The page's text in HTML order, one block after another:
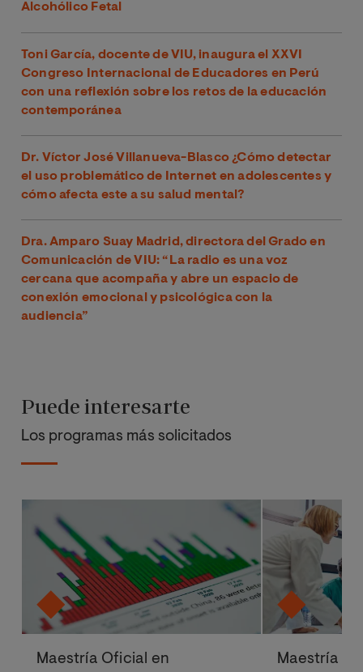
Alcohólico Fetal
Toni García, docente de VIU, inaugura el XXVI
Congreso Internacional de Educadores en Perú
con una reflexión sobre los retos de la educación
contemporánea
Dr. Víctor José Villanueva-Blasco ¿Cómo detectar
el uso problemático de Internet en adolescentes y
cómo afecta este a su salud mental?
Dra. Amparo Suay Madrid, directora del Grado en
Comunicación de VIU: “La radio es una voz
cercana que acompaña y abre un espacio de
conexión emocional y psicológica con la
audiencia”
Puede interesarte
Los programas más solicitados
Maestría Oficial en
Maestría